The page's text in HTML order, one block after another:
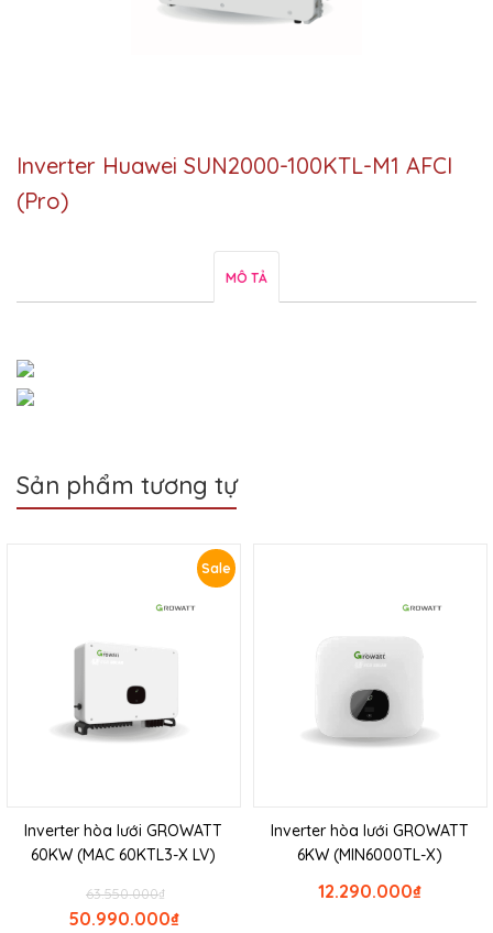
Inverter Huawei SUN2000-100KTL-M1 AFCI
(Pro)
MÔ TẢ
Sản phẩm tương tự
Sale
Inverter hòa lưới GROWATT
60KW (MAC 60KTL3-X LV)
₫
63.550.000
₫
50.990.000
Inverter hòa lưới GROWATT
6KW (MIN6000TL-X)
₫
12.290.000